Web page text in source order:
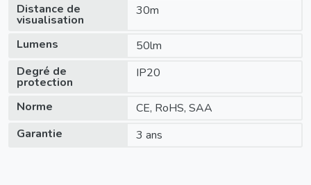
Distance de
visualisation
30m
Lumens
50lm
Degré de
protection
IP20
Norme
CE, RoHS, SAA
Garantie
3 ans